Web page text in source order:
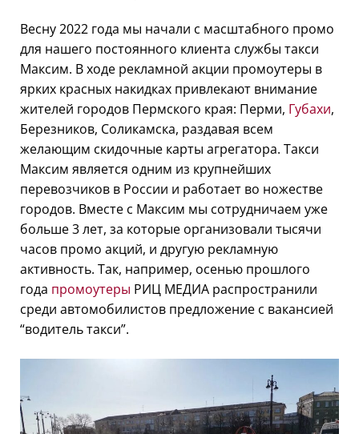
Весну 2022 года мы начали с масштабного промо
для нашего постоянного клиента службы такси
Максим. В ходе рекламной акции промоутеры в
ярких красных накидках привлекают внимание
жителей городов Пермского края: Перми, Губахи,
Березников, Соликамска, раздавая всем
желающим скидочные карты агрегатора. Такси
Максим является одним из крупнейших
перевозчиков в России и работает во ножестве
городов. Вместе с Максим мы сотрудничаем уже
больше 3 лет, за которые организовали тысячи
часов промо акций, и другую рекламную
активность. Так, например, осенью прошлого
года промоутеры РИЦ МЕДИА распространили
среди автомобилистов предложение с вакансией
“водитель такси”.